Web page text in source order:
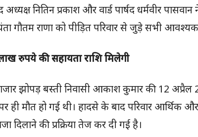
अध्यक्ष नितिन प्रकाश और वार्ड पार्षद धर्मवीर
गौतम राणा को पीड़ित परिवार से जुड़े सभी
रुपये की सहायता राशि मिलेगी
झोपड़ बस्ती निवासी आकाश कुमार की 12
ही मौत हो गई थी। हादसे के बाद परिवार
दिलाने की प्रक्रिया तेज कर दी गई है।